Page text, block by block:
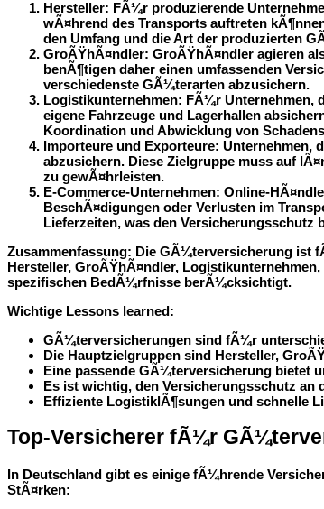
Hersteller: FÃ¼r produzierende
wÃ¤hrend des Transports auftreten
den Umfang und die Art der produzierten
GroÃŸhÃ¤ndler: GroÃŸhÃ¤ndler agieren
benÃ¶tigen daher einen umfassenden
verschiedenste GÃ¼terarten abzusichern.
Logistikunternehmen: FÃ¼r Unternehmen,
eigene Fahrzeuge und Lagerhallen
Koordination und Abwicklung von
Importeure und Exporteure: Unternehmen,
abzusichern. Diese Zielgruppe muss auf
zu gewÃ¤hrleisten.
E-Commerce-Unternehmen: Online-
BeschÃ¤digungen oder Verlusten im
Lieferzeiten, was den Versicherungsschutz
Zusammenfassung: Die GÃ¼terversicherung ist
Hersteller, GroÃŸhÃ¤ndler,
spezifischen BedÃ¼rfnisse berÃ¼cksichtigt.
Wichtige Lessons learned:
GÃ¼terversicherungen sind fÃ¼r
Die Hauptzielgruppen sind Hersteller,
Eine passende GÃ¼terversicherung bietet
Es ist wichtig, den Versicherungsschutz an
Effiziente LogistiklÃ¶sungen und schnelle
Top-Versicherer fÃ¼r
In Deutschland gibt es einige fÃ¼hrende
StÃ¤rken: